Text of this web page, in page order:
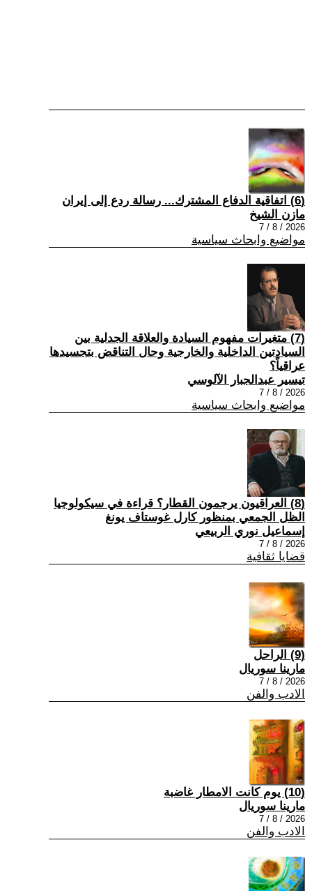
(6) اتفاقية الدفاع المشترك... رسالة ردع إلى إيران
مازن الشيخ
2026 / 8 / 7
مواضيع وابحاث سياسية
(7) متغيرات مفهوم السيادة والعلاقة الجدلية بين
السيادتين الداخلية والخارجية وحال التناقض بتجسيدها
عراقياً؟
تيسير عبدالجبار الآلوسي
2026 / 8 / 7
مواضيع وابحاث سياسية
(8) العراقيون يرجمون القطار؟ قراءة في سيكولوجيا
الظل الجمعي بمنظور كارل غوستاف يونغ
إسماعيل نوري الربيعي
2026 / 8 / 7
قضايا ثقافية
(9) الراحل
مارينا سوريال
2026 / 8 / 7
الادب والفن
(10) يوم كانت الامطار غاضبة
مارينا سوريال
2026 / 8 / 7
الادب والفن